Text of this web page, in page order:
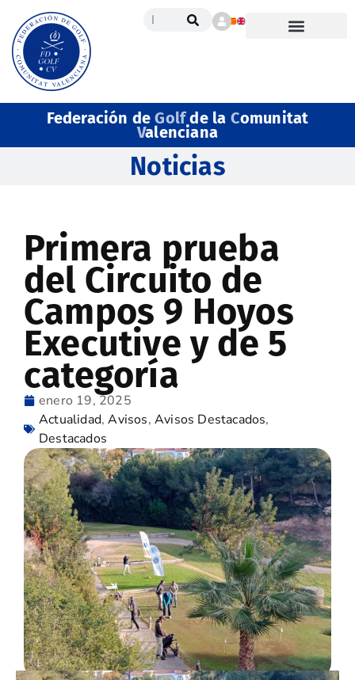
Federación deGolfde la Comunitat
Valenciana
Noticias
Primera prueba
del Circuito de
Campos 9 Hoyos
Executive y de 5
categoría
enero 19, 2025
Actualidad,Avisos,Avisos Destacados,
Destacados